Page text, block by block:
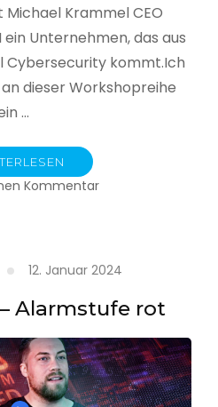
Krammel CEO
ein Unternehmen, das aus
Cybersecurity kommt.Ich
dieser Workshopreihe
…
Kommentarzu
Produktion
12. Januar 2024
Alarmstufe rot